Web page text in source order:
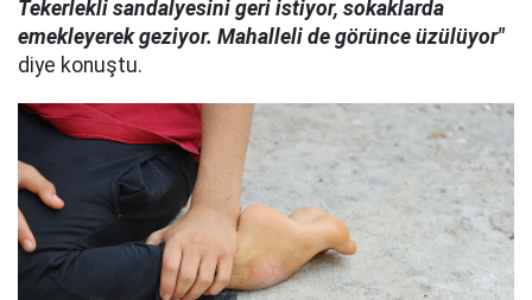
Tekerlekli sandalyesini geri istiyor, sokaklarda
emekleyerek geziyor. Mahalleli de görünce üzülüyor"
diye konuştu.